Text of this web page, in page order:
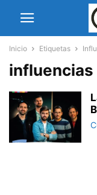
Inicio Etiquetas